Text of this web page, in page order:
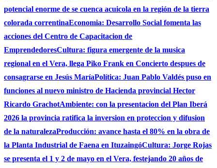
potencial enorme de se cuenca acuicola en la región de la tierra
colorada correntinaEconomia: Desarrollo Social fomenta las
acciones del Centro de Capacitacion de
EmprendedoresCultura: figura emergente de la musica
regional en el Vera, llega Piko Frank en Concierto despues de
consagrarse en Jesús MaríaPolítica: Juan Pablo Valdés puso en
funciones al nuevo ministro de Hacienda provincial Hector
Ricardo GrachotAmbiente: con la presentacion del Plan Iberá
2026 la provincia ratifica la inversion en proteccion y difusion
de la naturalezaProducción: avance hasta el 80% en la obra de
la Planta Industrial de Faena en ItuzaingóCultura: Jorge Rojas
se presenta el 1 y 2 de mayo en el Vera, festejando 20 años de